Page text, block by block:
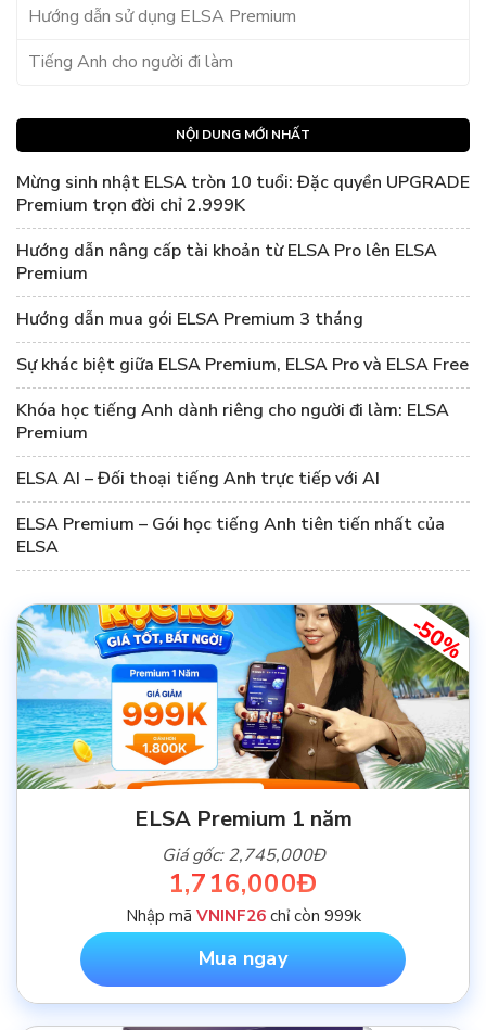
Hướng dẫn sử dụng ELSA Premium
Tiếng Anh cho người đi làm
NỘI DUNG MỚI NHẤT
Mừng sinh nhật ELSA tròn 10 tuổi: Đặc quyền UPGRADE
Premium trọn đời chỉ 2.999K
Hướng dẫn nâng cấp tài khoản từ ELSA Pro lên ELSA
Premium
Hướng dẫn mua gói ELSA Premium 3 tháng
Sự khác biệt giữa ELSA Premium, ELSA Pro và ELSA Free
Khóa học tiếng Anh dành riêng cho người đi làm: ELSA
Premium
ELSA AI – Đối thoại tiếng Anh trực tiếp với AI
ELSA Premium – Gói học tiếng Anh tiên tiến nhất của
ELSA
-50%
ELSA Premium 1 năm
Giá gốc: 2,745,000Đ
1,716,000Đ
Nhập mã VNINF26chỉ còn 999k
Mua ngay